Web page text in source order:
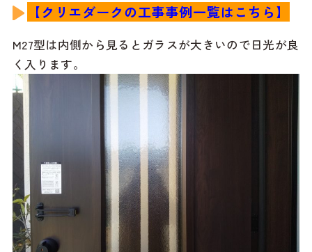
【クリエダークの工事事例一覧はこちら】
M27型は内側から見るとガラスが大きいので日光が良
く入ります。